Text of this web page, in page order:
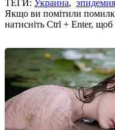
ТЕГИ: Украина, эпидемия
Якщо ви помітили
натисніть Ctrl + Enter,